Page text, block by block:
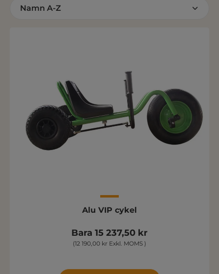
Alu VIP cykel
Bara 15 237,50 kr
(12 190,00 kr Exkl. MOMS )